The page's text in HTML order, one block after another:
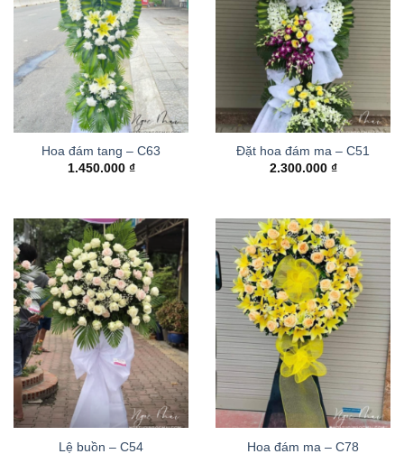
Hoa đám tang – C63
1.450.000 ₫
Đặt hoa đám ma – C51
2.300.000 ₫
Lệ buồn – C54
Hoa đám ma – C78